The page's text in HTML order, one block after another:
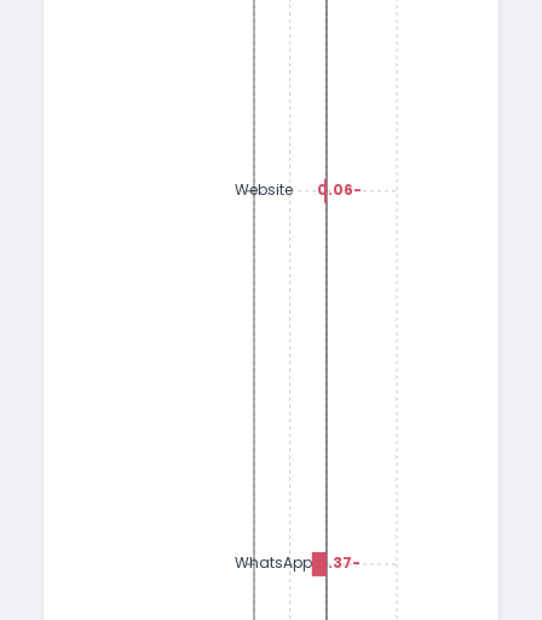
Website
WhatsApp
-0.06
-0.37